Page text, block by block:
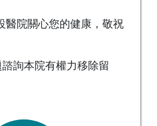
醫院關心您的健康，敬祝
詢本院有權力移除留